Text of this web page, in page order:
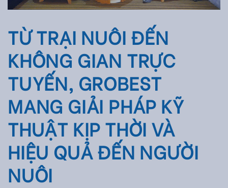
TỪ TRẠI NUÔI ĐẾN
KHÔNG GIAN TRỰC
TUYẾN, GROBEST
MANG GIẢI PHÁP KỸ
THUẬT KỊP THỜI VÀ
HIỆU QUẢ ĐẾN NGƯỜI
NUÔI